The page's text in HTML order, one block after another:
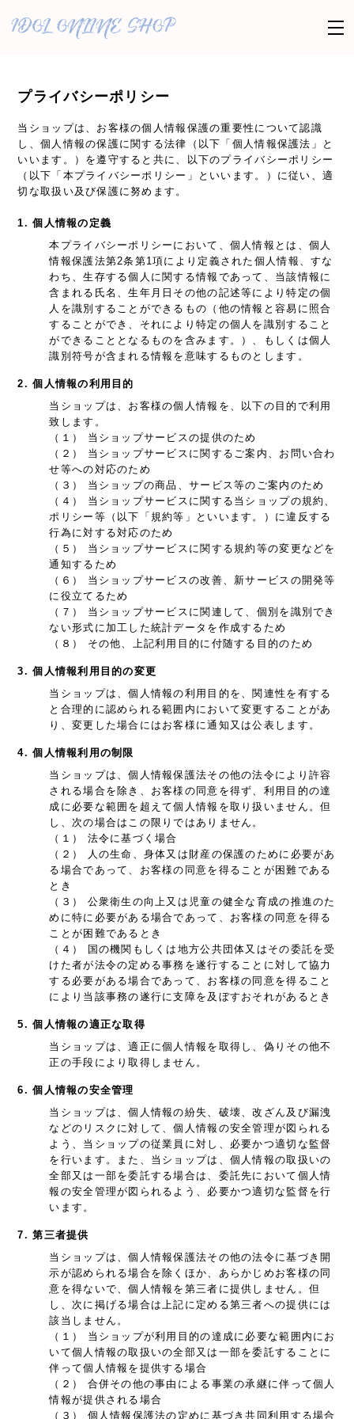
プライバシーポリシー
当ショップは、お客様の個人情報保護の重要性について認識
し、個人情報の保護に関する法律（以下「個人情報保護法」と
いいます。）を遵守すると共に、以下のプライバシーポリシー
（以下「本プライバシーポリシー」といいます。）に従い、適
切な取扱い及び保護に努めます。
1. 個人情報の定義
本プライバシーポリシーにおいて、個人情報とは、個人
情報保護法第2条第1項により定義された個人情報、すな
わち、生存する個人に関する情報であって、当該情報に
含まれる氏名、生年月日その他の記述等により特定の個
人を識別することができるもの（他の情報と容易に照合
することができ、それにより特定の個人を識別すること
ができることとなるものを含みます。）、もしくは個人
識別符号が含まれる情報を意味するものとします。
2. 個人情報の利用目的
当ショップは、お客様の個人情報を、以下の目的で利用
致します。
（１） 当ショップサービスの提供のため
（２） 当ショップサービスに関するご案内、お問い合わ
せ等への対応のため
（３） 当ショップの商品、サービス等のご案内のため
（４） 当ショップサービスに関する当ショップの規約、
ポリシー等（以下「規約等」といいます。）に違反する
行為に対する対応のため
（５） 当ショップサービスに関する規約等の変更などを
通知するため
（６） 当ショップサービスの改善、新サービスの開発等
に役立てるため
（７） 当ショップサービスに関連して、個別を識別でき
ない形式に加工した統計データを作成するため
（８） その他、上記利用目的に付随する目的のため
3. 個人情報利用目的の変更
当ショップは、個人情報の利用目的を、関連性を有する
と合理的に認められる範囲内において変更することがあ
り、変更した場合にはお客様に通知又は公表します。
4. 個人情報利用の制限
当ショップは、個人情報保護法その他の法令により許容
される場合を除き、お客様の同意を得ず、利用目的の達
成に必要な範囲を超えて個人情報を取り扱いません。但
し、次の場合はこの限りではありません。
（１） 法令に基づく場合
（２） 人の生命、身体又は財産の保護のために必要があ
る場合であって、お客様の同意を得ることが困難である
とき
（３） 公衆衛生の向上又は児童の健全な育成の推進のた
めに特に必要がある場合であって、お客様の同意を得る
ことが困難であるとき
（４） 国の機関もしくは地方公共団体又はその委託を受
けた者が法令の定める事務を遂行することに対して協力
する必要がある場合であって、お客様の同意を得ること
により当該事務の遂行に支障を及ぼすおそれがあるとき
5. 個人情報の適正な取得
当ショップは、適正に個人情報を取得し、偽りその他不
正の手段により取得しません。
6. 個人情報の安全管理
当ショップは、個人情報の紛失、破壊、改ざん及び漏洩
などのリスクに対して、個人情報の安全管理が図られる
よう、当ショップの従業員に対し、必要かつ適切な監督
を行います。また、当ショップは、個人情報の取扱いの
全部又は一部を委託する場合は、委託先において個人情
報の安全管理が図られるよう、必要かつ適切な監督を行
います。
7. 第三者提供
当ショップは、個人情報保護法その他の法令に基づき開
示が認められる場合を除くほか、あらかじめお客様の同
意を得ないで、個人情報を第三者に提供しません。但
し、次に掲げる場合は上記に定める第三者への提供には
該当しません。
（１） 当ショップが利用目的の達成に必要な範囲内にお
いて個人情報の取扱いの全部又は一部を委託することに
伴って個人情報を提供する場合
（２） 合併その他の事由による事業の承継に伴って個人
情報が提供される場合
（３） 個人情報保護法の定めに基づき共同利用する場合